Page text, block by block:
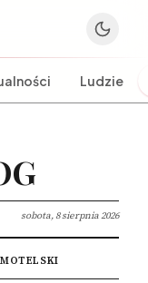
Ludzie
sobota, 8 sierpnia 2026